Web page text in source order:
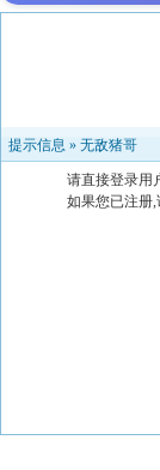
提示信息 » 无敌猪哥
请直接登录用
如果您已注册